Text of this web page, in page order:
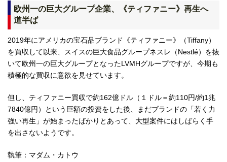
欧州一の巨大グループ企業、《ティファニー》再生へ
道半ば
2019年にアメリカの宝石品ブランド《ティファニー》（Tiffany）
を買収して以来、スイスの巨大食品グループネスレ（Nestlé）を抜
いて欧州一の巨大グループとなったLVMHグループですが、今期も
積極的な買収に意欲を見せています。
但し、ティファニー買収で約162億ドル（１ドル＝約110円/約1兆
7840億円）という巨額の投資をした後、まだブランドの「若く力
強い再生」が始まったばかりとあって、大型案件にはしばらく手
を出さないようです。
執筆：マダム・カトウ